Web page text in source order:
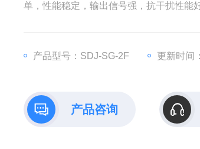
单，性能稳定，输出信号强，抗干扰性能
产品型号：SDJ-SG-2F 更新时间
产品咨询